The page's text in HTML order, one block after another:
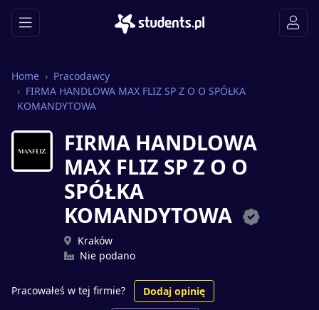
Home
Pracodawcy
FIRMA HANDLOWA MAX FLIZ SP Z O O SPÓŁKA
KOMANDYTOWA
FIRMA HANDLOWA
MAX FLIZ SP Z O O
SPÓŁKA
KOMANDYTOWA
Kraków
Nie podano
Pracowałeś w tej firmie?
Dodaj opinię